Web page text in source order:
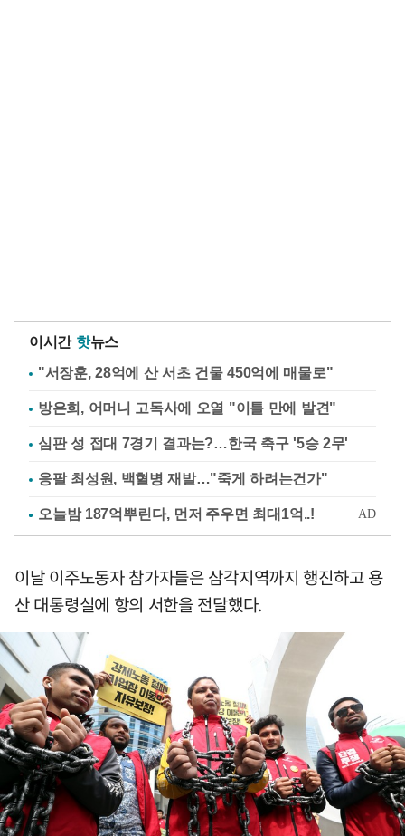
이시간 핫뉴스
"서장훈, 28억에 산 서초 건물 450억에 매물로"
방은희, 어머니 고독사에 오열 "이틀 만에 발견"
심판 성 접대 7경기 결과는?…한국 축구 '5승 2무'
응팔 최성원, 백혈병 재발…"죽게 하려는건가"
이날 이주노동자 참가자들은 삼각지역까지 행진하고 용
산 대통령실에 항의 서한을 전달했다.